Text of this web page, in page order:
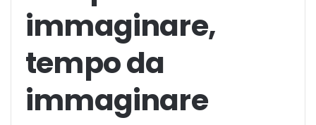
immaginare,
tempo da
immaginare